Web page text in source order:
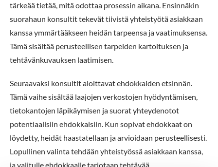
tärkeää tietää, mitä odottaa prosessin aikana. Ensinnäkin
suorahaun konsultit tekevät tiivistä yhteistyötä asiakkaan
kanssa ymmärtääkseen heidän tarpeensa ja vaatimuksensa.
Tämä sisältää perusteellisen tarpeiden kartoituksen ja
tehtävänkuvauksen laatimisen.
Seuraavaksi konsultit aloittavat ehdokkaiden etsinnän.
Tämä vaihe sisältää laajojen verkostojen hyödyntämisen,
tietokantojen läpikäymisen ja suorat yhteydenotot
potentiaalisiin ehdokkaisiin. Kun sopivat ehdokkaat on
löydetty, heidät haastatellaan ja arvioidaan perusteellisesti.
Lopullinen valinta tehdään yhteistyössä asiakkaan kanssa,
ja valitulle ehdokkaalle tarjotaan tehtävää.